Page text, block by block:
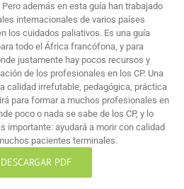
además en esta guía han trabajado
internacionales de varios países
los cuidados paliativos. Es una guía
todo el África francófona, y para
justamente hay pocos recursos y
de los profesionales en los CP. Una
calidad irrefutable, pedagógica, práctica
para formar a muchos profesionales en
poco o nada se sabe de los CP, y lo
importante: ayudará a morir con calidad
pacientes terminales.
DESCARGAR PDF